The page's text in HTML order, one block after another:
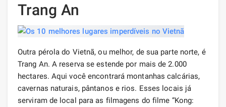
Trang An
Outra pérola do Vietnã, ou melhor, de sua parte norte, é
Trang An. A reserva se estende por mais de 2.000
hectares. Aqui você encontrará montanhas calcárias,
cavernas naturais, pântanos e rios. Esses locais já
serviram de local para as filmagens do filme “Kong: